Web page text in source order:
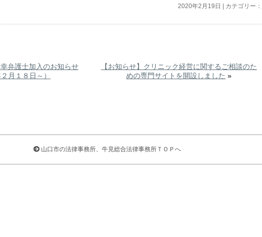
2020年2月19日 | カテゴリー：
弁護士加入のお知らせ
月１８日～）
【お知らせ】クリニック経営に関するご相談のた
めの専門サイトを開設しました »
山口市の法律事務所、牛見総合法律事務所ＴＯＰへ